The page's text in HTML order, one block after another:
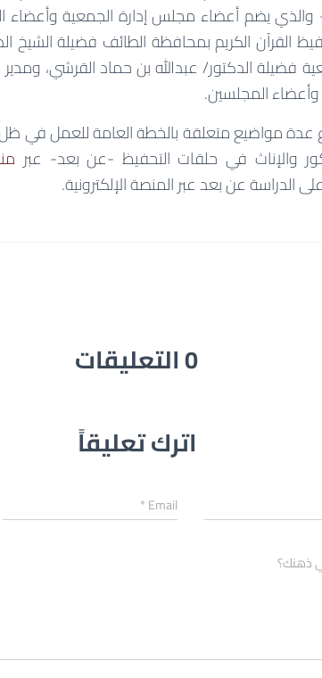
والذي يضم أعضاء مجلس إدارة الجمعية وأعضاء
القرآن الكريمبمحافظة الطائف فضيلة الشيخ
فضيلة الدكتور/ عبدالله بن حماد القرشي،
المجلسين.
مواضيع متعلقة بالخطة العامة للعمل في ظل
والإناث في حلقات التحفيظ -عن بعد- عبر
الدراسة عن بعد عبر المنصة الإلكترونية.
0 التعليقات
اترك تعليقاً
Email
*
ذهنك؟